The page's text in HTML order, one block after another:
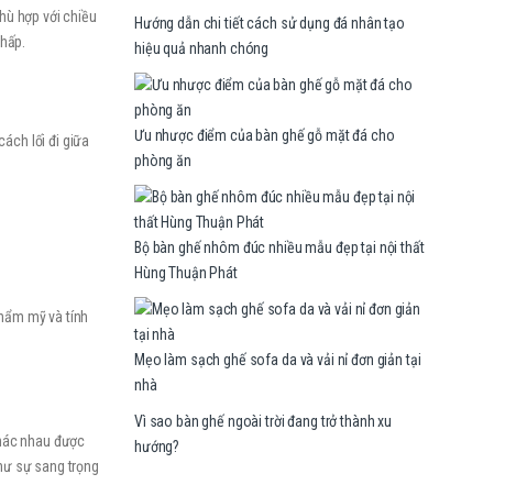
hợp với chiều
lối đi giữa
mỹ và tính
nhau được
sự sang trọng
Hướng dẫn chi tiết cách sử dụng đá nhân tạo
hiệu quả nhanh chóng
Ưu nhược điểm của bàn ghế gỗ mặt đá cho
phòng ăn
Bộ bàn ghế nhôm đúc nhiều mẫu đẹp tại nội thất
Hùng Thuận Phát
Mẹo làm sạch ghế sofa da và vải nỉ đơn giản tại
nhà
Vì sao bàn ghế ngoài trời đang trở thành xu
hướng?